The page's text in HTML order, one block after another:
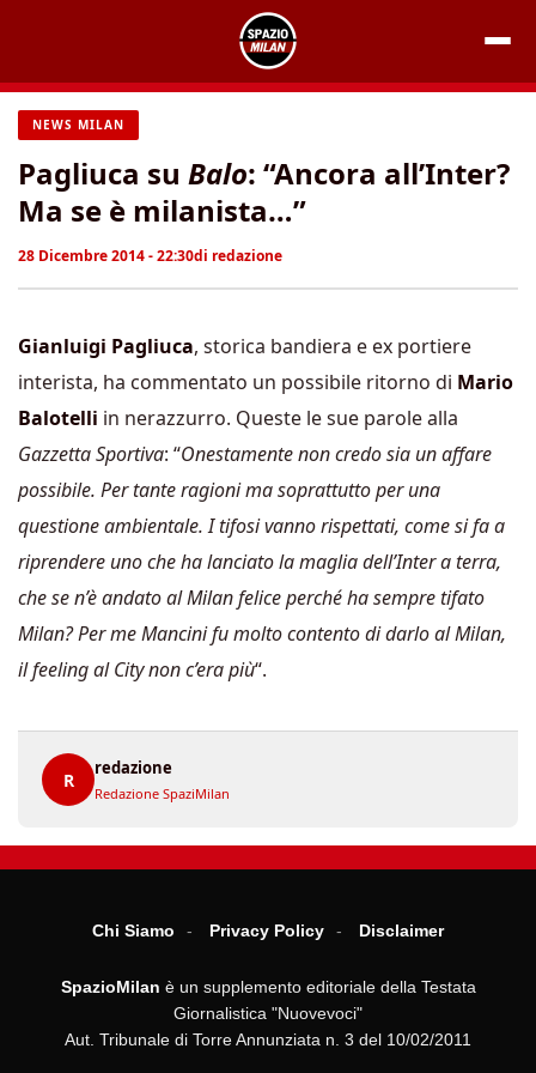
contenuto
NEWS MILAN
Pagliuca su Balo: “Ancora all’Inter?
Ma se è milanista…”
28 Dicembre 2014 - 22:30di redazione
Gianluigi Pagliuca, storica bandiera e ex portiere
interista, ha commentato un possibile ritorno di Mario
Balotelli in nerazzurro. Queste le sue parole alla
Gazzetta Sportiva: “Onestamente non credo sia un affare
possibile. Per tante ragioni ma soprattutto per una
questione ambientale. I tifosi vanno rispettati, come si fa a
riprendere uno che ha lanciato la maglia dell’Inter a terra,
che se n’è andato al Milan felice perché ha sempre tifato
Milan? Per me Mancini fu molto contento di darlo al Milan,
il feeling al City non c’era più“.
R
redazione
Redazione SpaziMilan
Chi Siamo Privacy Policy Disclaimer
SpazioMilan è un supplemento editoriale della Testata
Giornalistica "Nuovevoci"
Aut. Tribunale di Torre Annunziata n. 3 del 10/02/2011